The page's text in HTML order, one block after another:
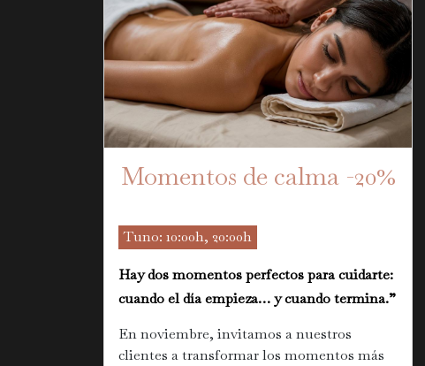
Momentos de calma -20%
Tuno: 10:00h, 20:00h
Hay dos momentos perfectos para cuidarte:
cuando el día empieza… y cuando termina.”
En noviembre, invitamos a nuestros
clientes a transformar los momentos más